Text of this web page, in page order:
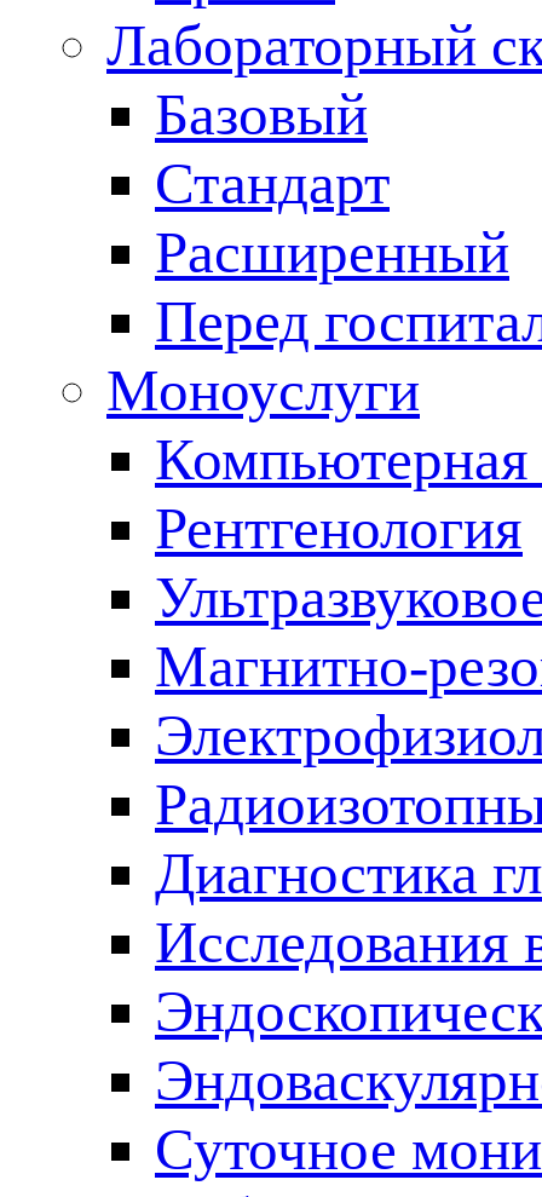
Лабораторный
Базовый
Стандарт
Расширенный
Перед
Моноуслуги
Рентгенология
Магнитно-
Диагностика
Исследования
Суточное